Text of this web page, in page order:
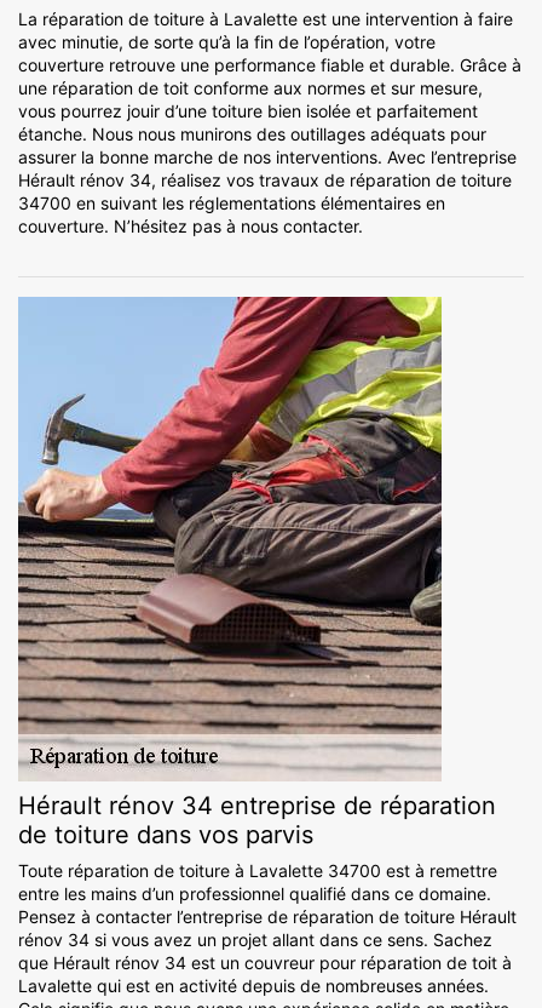
La réparation de toiture à Lavalette est une intervention à faire
avec minutie, de sorte qu’à la fin de l’opération, votre
couverture retrouve une performance fiable et durable. Grâce à
une réparation de toit conforme aux normes et sur mesure,
vous pourrez jouir d’une toiture bien isolée et parfaitement
étanche. Nous nous munirons des outillages adéquats pour
assurer la bonne marche de nos interventions. Avec l’entreprise
Hérault rénov 34, réalisez vos travaux de réparation de toiture
34700 en suivant les réglementations élémentaires en
couverture. N’hésitez pas à nous contacter.
Hérault rénov 34 entreprise de réparation
de toiture dans vos parvis
Toute réparation de toiture à Lavalette 34700 est à remettre
entre les mains d’un professionnel qualifié dans ce domaine.
Pensez à contacter l’entreprise de réparation de toiture Hérault
rénov 34 si vous avez un projet allant dans ce sens. Sachez
que Hérault rénov 34 est un couvreur pour réparation de toit à
Lavalette qui est en activité depuis de nombreuses années.